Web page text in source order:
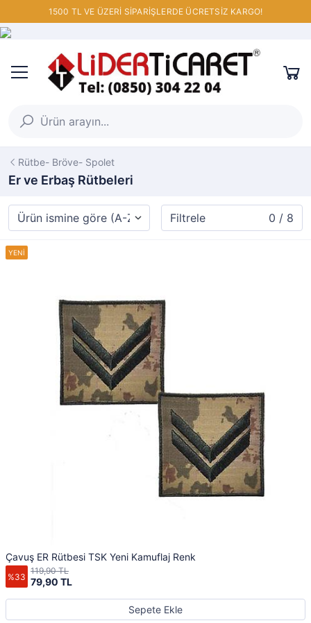
1500 TL VE ÜZERİ SİPARİŞLERDE ÜCRETSİZ KARGO!
Rütbe- Bröve- Spolet
Er ve Erbaş Rütbeleri
Filtrele 0 / 8
Çavuş ER Rütbesi TSK Yeni Kamuflaj Renk
%33 79,90 TL
119,90 TL
Sepete Ekle